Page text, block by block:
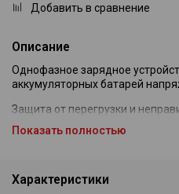
Добавить в сравнение
Описание
Однофазное зарядное
аккумуляторных батарей
Защита от перегрузки и
Устройство оснащено
Показать полностью
Характеристики